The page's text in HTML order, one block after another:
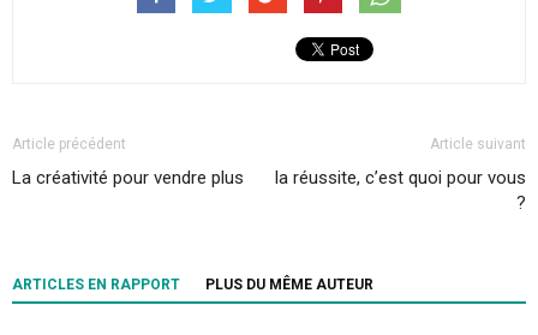
Article précédent
La créativité pour vendre plus
Article suivant
la réussite, c’est quoi pour vous
?
ARTICLES EN RAPPORT PLUS DU MÊME AUTEUR